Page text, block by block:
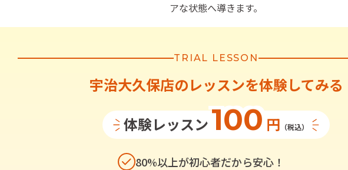
アな状態へ導きます。
TRIAL LESSON
宇治大久保店のレッスンを体験してみる
体験レッスン100 円 （税込）
80%以上が初心者だから安心！